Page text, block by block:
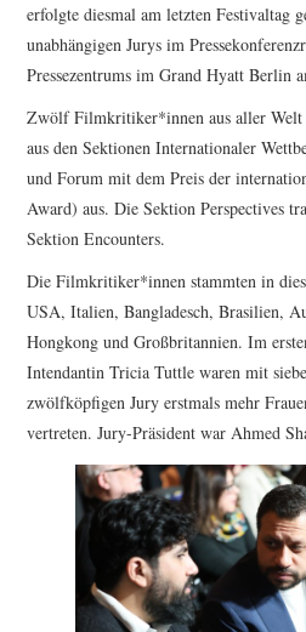
erfolgte diesmal am letzten Festivaltag
unabhängigen Jurys im
Pressezentrums im Grand Hyatt Berlin
Zwölf Filmkritiker*innen aus aller Welt
aus den Sektionen Internationaler
und Forum mit dem Preis der
Award) aus. Die Sektion Perspectives
Sektion Encounters.
Die Filmkritiker*innen stammten in
USA, Italien, Bangladesch, Brasilien,
Hongkong und Großbritannien. Im
Intendantin Tricia Tuttle waren mit
zwölfköpfigen Jury erstmals mehr
vertreten. Jury-Präsident war Ahmed